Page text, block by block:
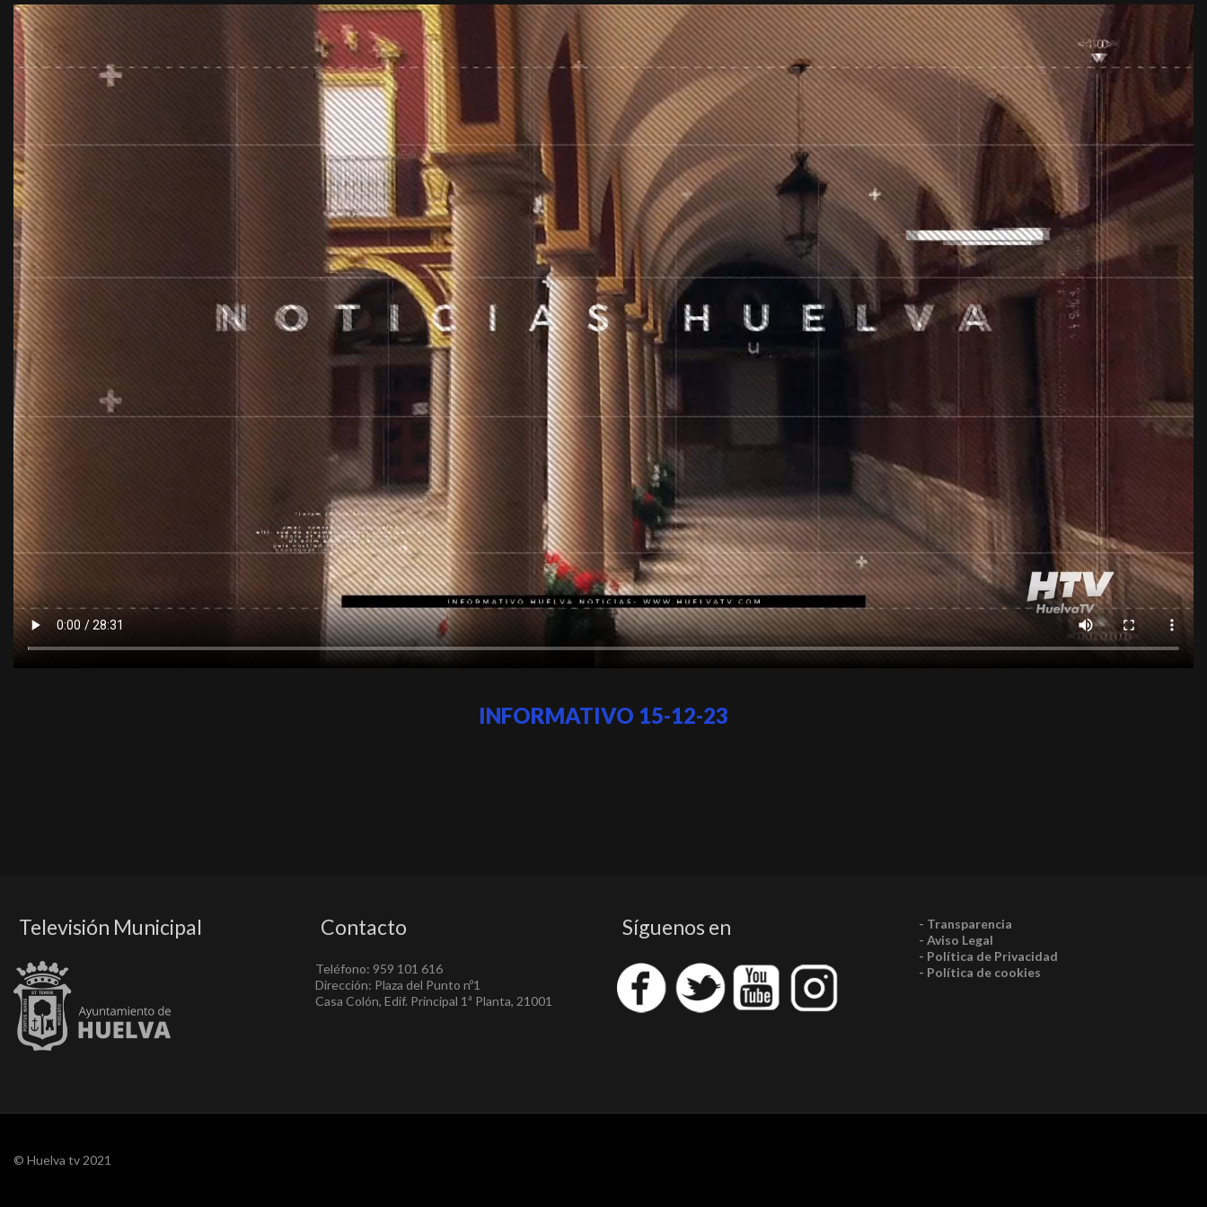
INFORMATIVO 15-12-23
Televisión Municipal Contacto
Teléfono: 959 101 616
Dirección: Plaza del Punto nº1
Casa Colón, Edif. Principal 1ª Planta, 21001
Síguenos en
- Transparencia
- Aviso Legal
- Política de Privacidad
- Política de cookies
© Huelva tv 2021